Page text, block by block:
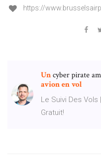
https://
Uncyber pirate
avionenvol
Le Suivi Des Vols
Gratuit!